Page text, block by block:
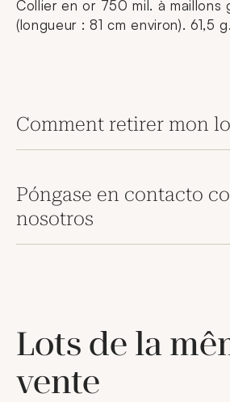
Collier en or 750 mil. à maillons
(longueur : 81 cm environ). 61,5 g.
Comment retirer mon
Póngase en contacto
nosotros
Lots de la
vente